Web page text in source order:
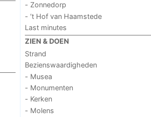
- Zonnedorp
- ’t Hof van Haamstede
Last minutes
ZIEN & DOEN
Strand
Bezienswaardigheden
- Musea
- Monumenten
- Kerken
- Molens